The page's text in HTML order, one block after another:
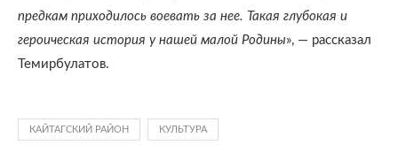
предкам приходилось воевать за нее. Такая глубокая и
героическая история у нашей малой Родины», — рассказал
Темирбулатов.
КАЙТАГСКИЙ РАЙОН КУЛЬТУРА